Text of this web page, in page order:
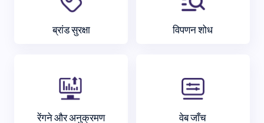
ब्रांड सुरक्षा विपणन शोध
रेंगने और अनुक्रमण वेब जाँच